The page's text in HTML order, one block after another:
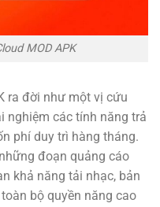
MOD APK
ra đời như một vị cứu
nghiệm các tính năng trả
phí duy trì hàng tháng.
đoạn quảng cáo
khả năng tải nhạc, bản
bộ quyền năng cao